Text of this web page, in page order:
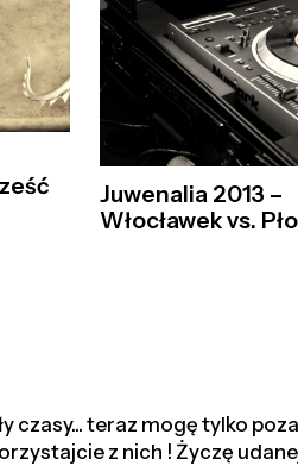
Juwenalia 2013 –
Włocławek vs.
czasy... teraz mogę tylko
z nich ! Życzę